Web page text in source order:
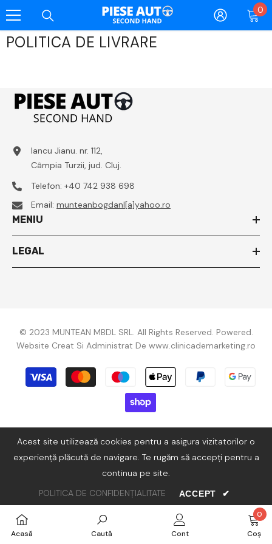
Salt La Conținut 00
POLITICA DE LIVRARE
Iancu Jianu. nr. 112,
Câmpia Turzii, jud. Cluj.
Telefon: +40 742 938 698
Email: munteanbogdanl[a]yahoo.ro
MENIU
LEGAL
© 2023 MUNTEAN MBDL SRL. All Rights Reserved. Powered.
Website Creat Si Administrat De www.clinicademarketing.ro
Metode
de
plată
Acasă Caută Cont Coș
0
0
Acest site utilizează cookies pentru a asigura vizitatorilor o
experiență plăcută de navigare. Te rugăm să accepți pentru a
continua pe site.
POLITICA DE CONFIDENȚIALITATE
ACCEPT ✔